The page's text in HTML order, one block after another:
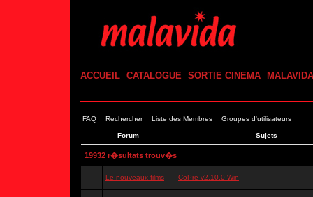
ACCUEIL CATALOGUE SORTIE CINEMA MALAVIDA
FAQ Rechercher Liste des Membres Groupes d'utilisateurs
Forum Sujets
19932 r�sultats trouv�s
Le nouveaux films CoPre v2.10.0 Win